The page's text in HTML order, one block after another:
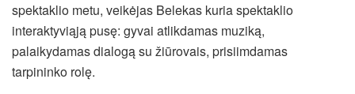
spektaklio metu, veikėjas Belekas kuria spektaklio
interaktyviąją pusę: gyvai atlikdamas muziką,
palaikydamas dialogą su žiūrovais, prisiimdamas
tarpininko rolę.